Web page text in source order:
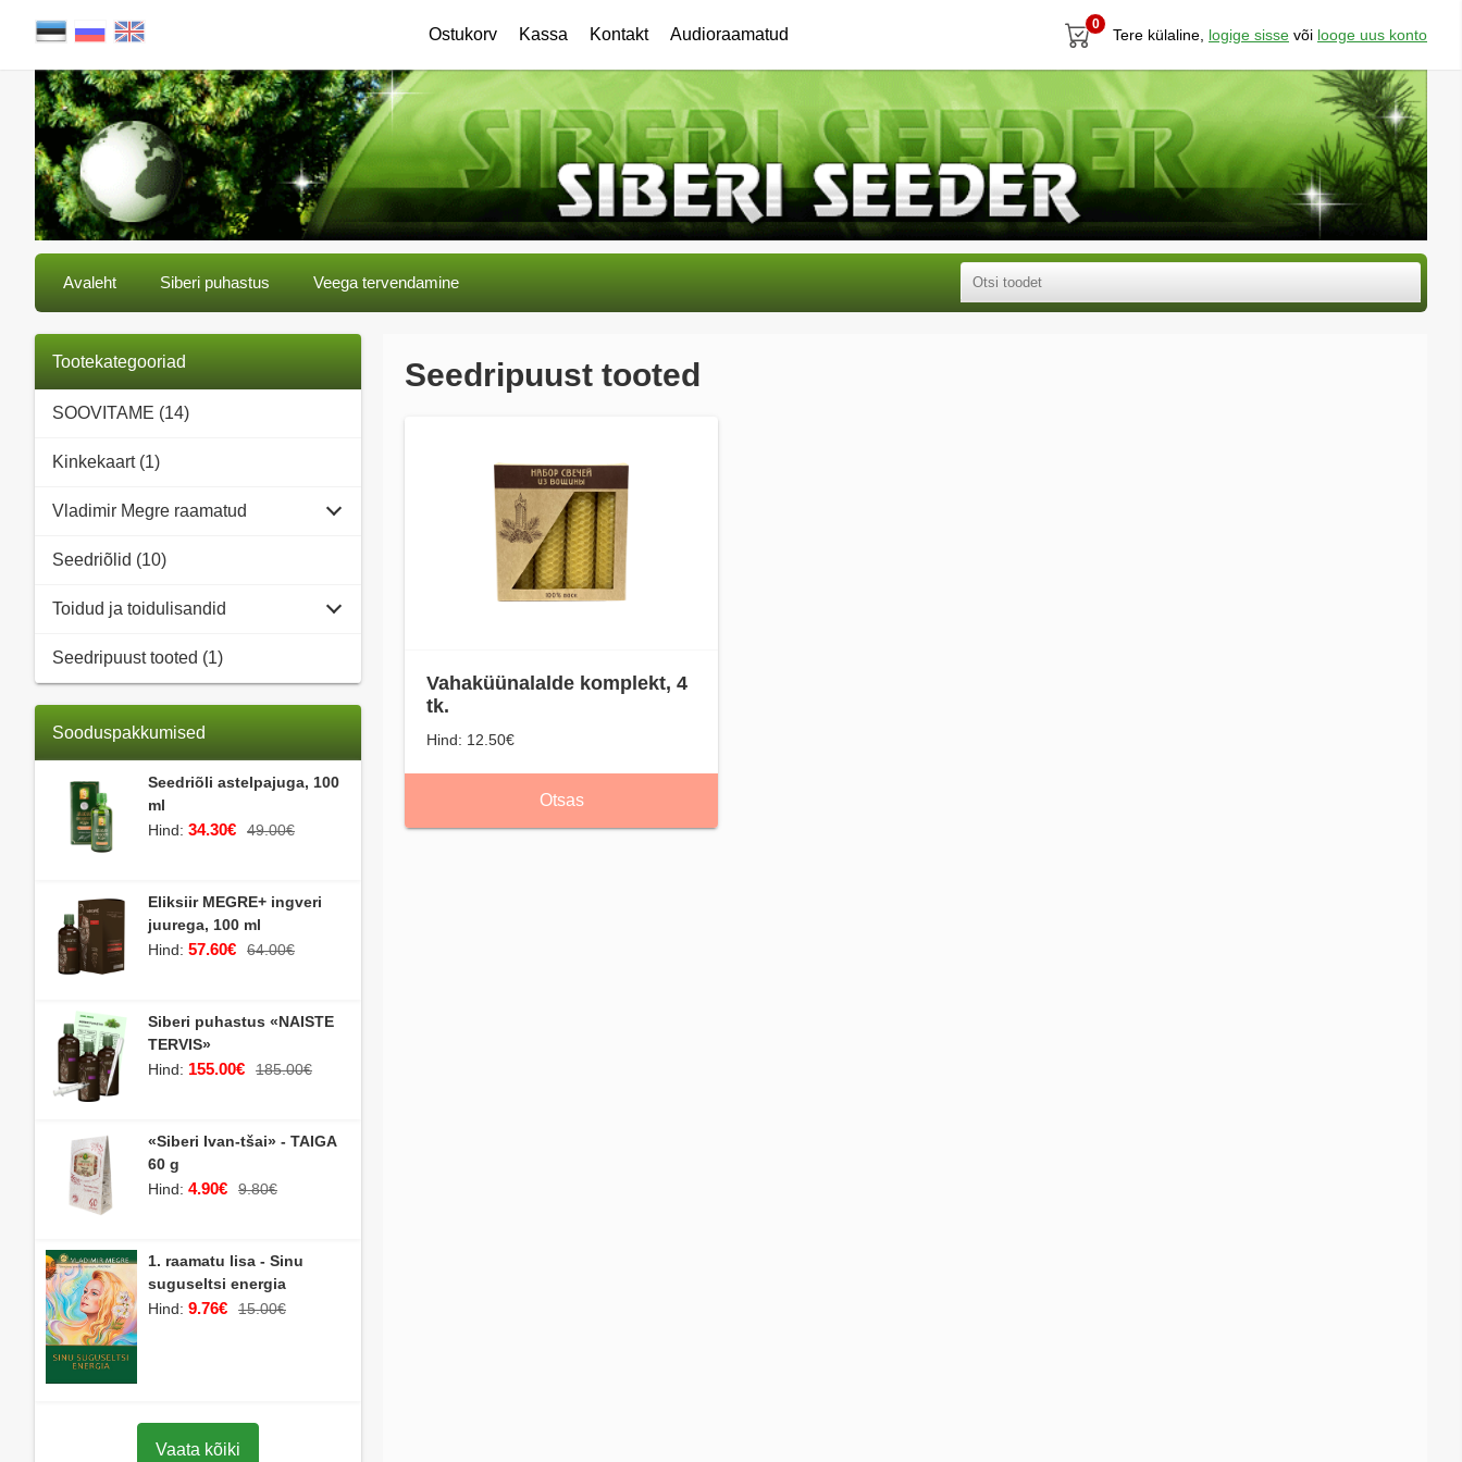
Ostukorv Kassa Kontakt Audioraamatud
0
Tere külaline, logige sisse või looge uus konto
Avaleht Siberi puhastus Veega tervendamine
Tootekategooriad
SOOVITAME (14)
Kinkekaart (1)
Vladimir Megre raamatud
Seedriõlid (10)
Toidud ja toidulisandid
Seedripuust tooted (1)
Sooduspakkumised
Seedriõli astelpajuga, 100
ml
Hind: 34.30€ 49.00€
Eliksiir MEGRE+ ingveri
juurega, 100 ml
Hind: 57.60€ 64.00€
Siberi puhastus «NAISTE
TERVIS»
Hind: 155.00€ 185.00€
«Siberi Ivan-tšai» - TAIGA
60 g
Hind: 4.90€ 9.80€
1. raamatu lisa - Sinu
suguseltsi energia
Hind: 9.76€ 15.00€
Vaata kõiki
Seedripuust tooted
Vahaküünalalde komplekt, 4
tk.
Hind: 12.50€
Otsas